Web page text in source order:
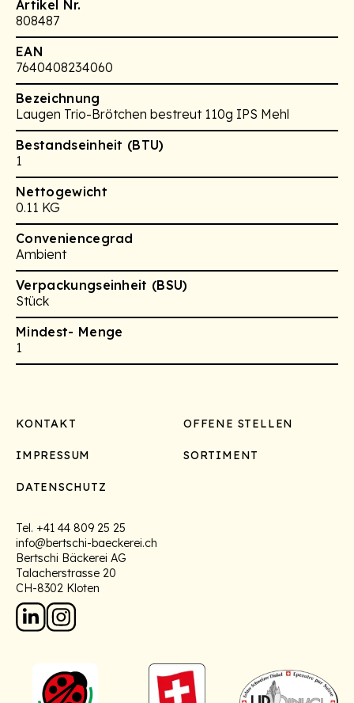
Artikel Nr.
808487
EAN
7640408234060
Bezeichnung
Laugen Trio-Brötchen bestreut 110g IPS Mehl
Bestandseinheit (BTU)
1
Nettogewicht
0.11 KG
Conveniencegrad
Ambient
Verpackungseinheit (BSU)
Stück
Mindest- Menge
1
Footer
KONTAKT OFFENE STELLEN
IMPRESSUM SORTIMENT
DATENSCHUTZ
Tel. +41 44 809 25 25
info@bertschi-baeckerei.ch
Bertschi Bäckerei AG
Talacherstrasse 20
CH-8302 Kloten